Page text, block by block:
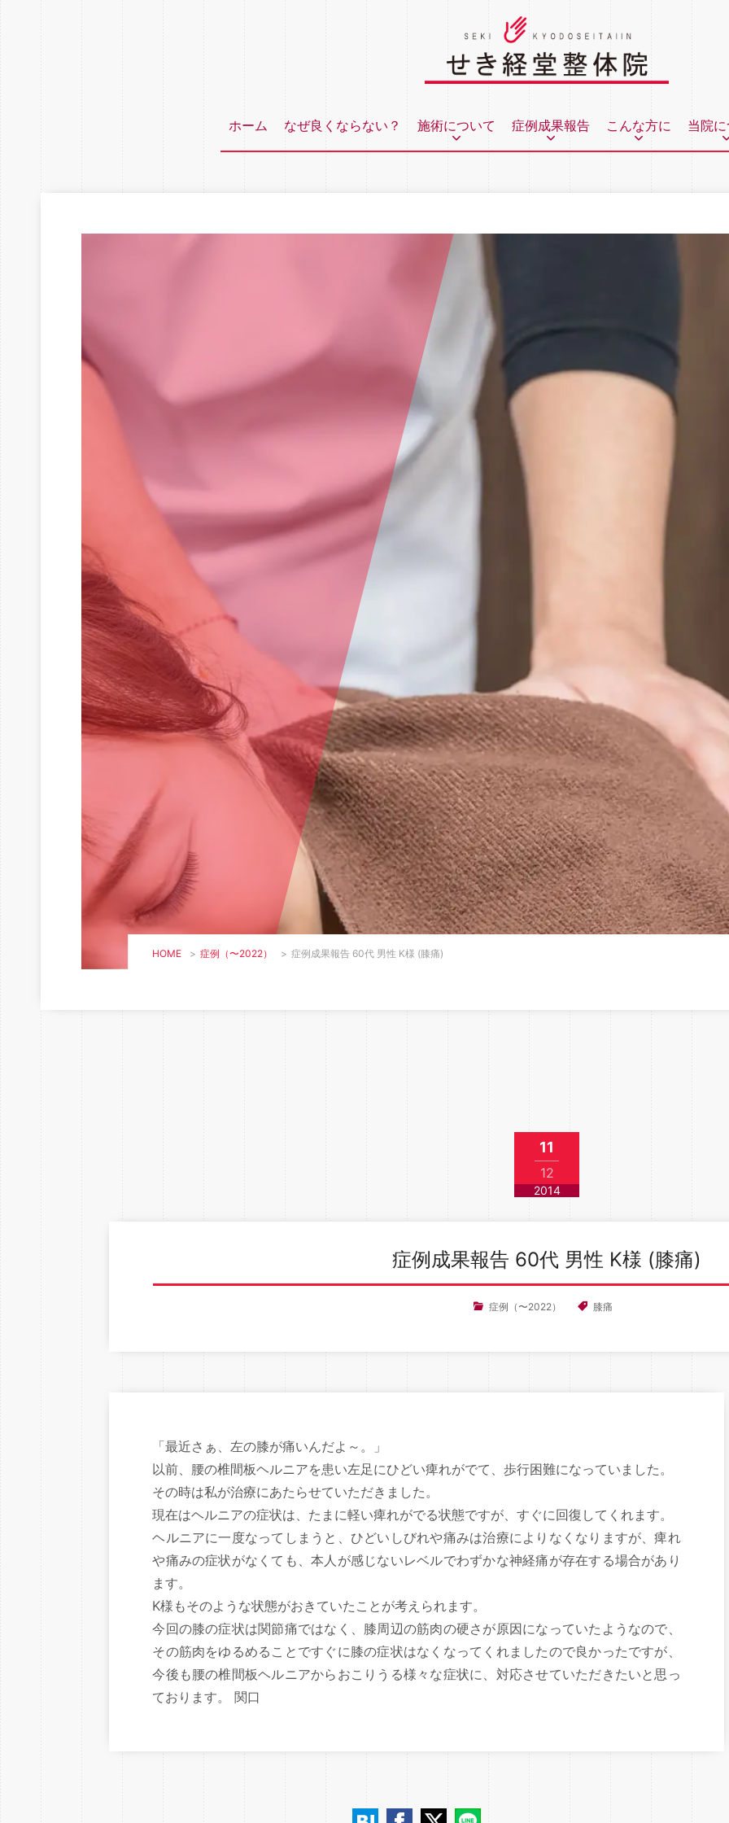
ホーム なぜ良くならない？ 施術について 症例成果報告 こんな方に 当院
HOME > 症例（〜2022） > 症例成果報告 60代 男性 K様 (膝痛)
11
12
2014
症例成果報告 60代 男性 K様 (膝痛)
症例（〜2022） 膝痛
「最近さぁ、左の膝が痛いんだよ～。」
以前、腰の椎間板ヘルニアを患い左足にひどい痺れがでて、歩行困難になっていました。
その時は私が治療にあたらせていただきました。
現在はヘルニアの症状は、たまに軽い痺れがでる状態ですが、すぐに回復してくれます。
ヘルニアに一度なってしまうと、ひどいしびれや痛みは治療によりなくなりますが、痺れ
や痛みの症状がなくても、本人が感じないレベルでわずかな神経痛が存在する場合があり
ます。
K様もそのような状態がおきていたことが考えられます。
今回の膝の症状は関節痛ではなく、膝周辺の筋肉の硬さが原因になっていたようなので、
その筋肉をゆるめることですぐに膝の症状はなくなってくれましたので良かったですが、
今後も腰の椎間板ヘルニアからおこりうる様々な症状に、対応させていただきたいと思っ
ております。 関口